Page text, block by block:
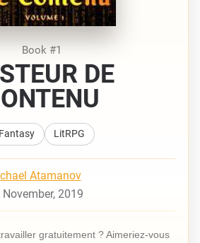
Book #1
DE
Fantasy LitRPG
Atamanov
November, 2019
gratuitement ? Aimeriez-vous